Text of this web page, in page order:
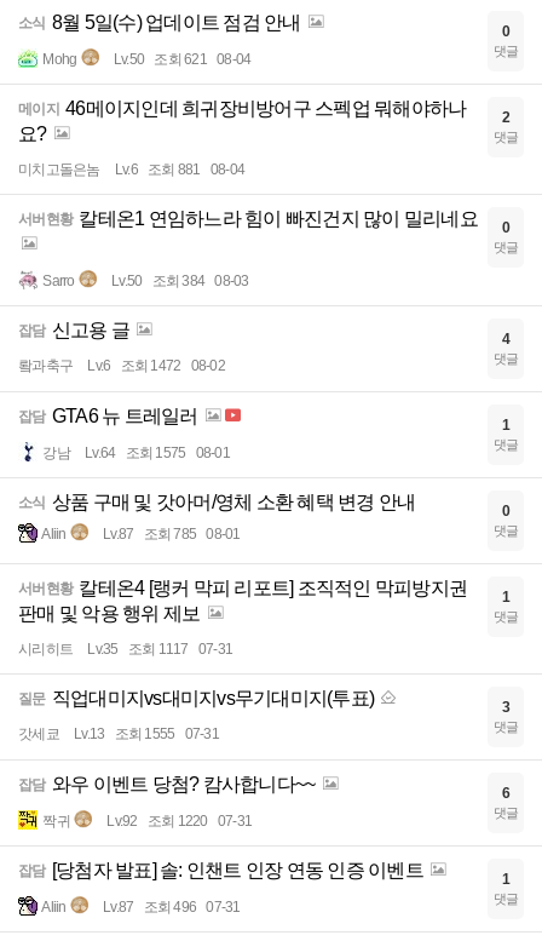
소식 8월 5일(수) 업데이트 점검 안내
Mohg Lv.50 조회 621 08-04
0
댓글
메이지 46메이지인데 희귀장비방어구 스펙업 뭐해야하나
요?
미치고돌은놈 Lv.6 조회 881 08-04
2
댓글
서버현황 칼테온1 연임하느라 힘이 빠진건지 많이 밀리네요
Sarro Lv.50 조회 384 08-03
0
댓글
잡담 신고용 글
뢐과축구 Lv.6 조회 1472 08-02
4
댓글
잡담 GTA6 뉴 트레일러
강남 Lv.64 조회 1575 08-01
1
댓글
소식 상품 구매 및 갓아머/영체 소환 혜택 변경 안내
Aliin Lv.87 조회 785 08-01
0
댓글
서버현황 칼테온4 [랭커 막피 리포트] 조직적인 막피방지권
판매 및 악용 행위 제보
시리히트 Lv.35 조회 1117 07-31
1
댓글
질문 직업대미지vs대미지vs무기대미지(투표)
갓세쿄 Lv.13 조회 1555 07-31
3
댓글
잡담 와우 이벤트 당첨? 캄사합니다~~
짝귀 Lv.92 조회 1220 07-31
6
댓글
잡담 [당첨자 발표] 솔: 인챈트 인장 연동 인증 이벤트
Aliin Lv.87 조회 496 07-31
1
댓글